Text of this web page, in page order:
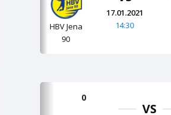
HBV Jena
90
17.01.2021
14:30
0
VS